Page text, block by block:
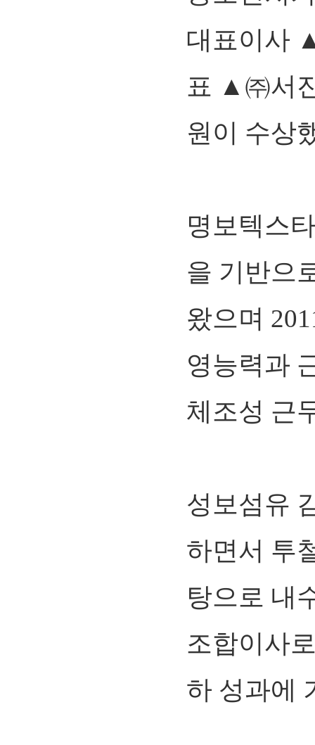
대표이사
표 ▲㈜서
원이 수상
명보텍스
을 기반으
왔으며
영능력과
체조성 근
성보섬유
하면서 투
탕으로 내
조합이사
하 성과에